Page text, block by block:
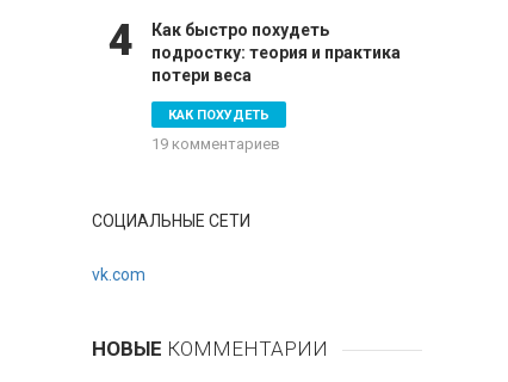
4
Как быстро похудеть
подростку: теория и практика
потери веса
КАК ПОХУДЕТЬ
19 комментариев
СОЦИАЛЬНЫЕ СЕТИ
vk.com
НОВЫЕ КОММЕНТАРИИ